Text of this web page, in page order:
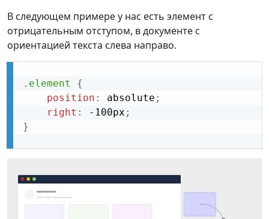
В следующем примере у нас есть элемент с
отрицательным отступом, в документе с
ориентацией текста слева направо.
.element
{
position : absolute ;
right : -100px ;
}